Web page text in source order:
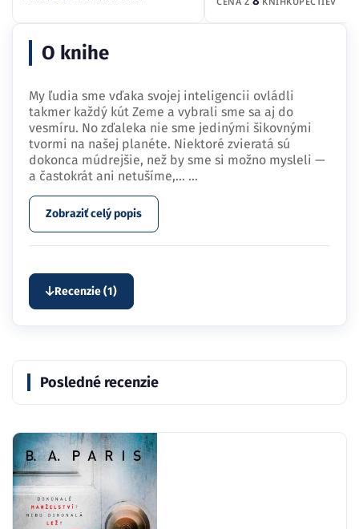
O knihe
My ľudia sme vďaka svojej inteligencii ovládli
takmer každý kút Zeme a vybrali sme sa aj do
vesmíru. No zďaleka nie sme jedinými šikovnými
tvormi na našej planéte. Niektoré zvieratá sú
dokonca múdrejšie, než by sme si možno mysleli —
a častokrát ani netušíme,… ...
Zobraziť celý popis
Recenzie (1)
Posledné recenzie